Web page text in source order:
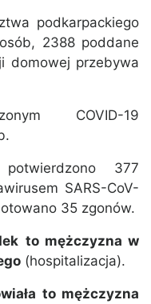
podkarpackiego
2388 poddane
domowej przebywa
COVID-19
potwierdzono 377
SARS-CoV-
35 zgonów.
to mężczyzna w
(hospitalizacja).
to mężczyzna